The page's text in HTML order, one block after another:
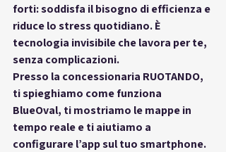
forti: soddisfa il bisogno di efficienza e
riduce lo stress quotidiano. È
tecnologia invisibile che lavora per te,
senza complicazioni.
Presso la concessionaria RUOTANDO,
ti spieghiamo come funziona
BlueOval, ti mostriamo le mappe in
tempo reale e ti aiutiamo a
configurare l’app sul tuo smartphone.